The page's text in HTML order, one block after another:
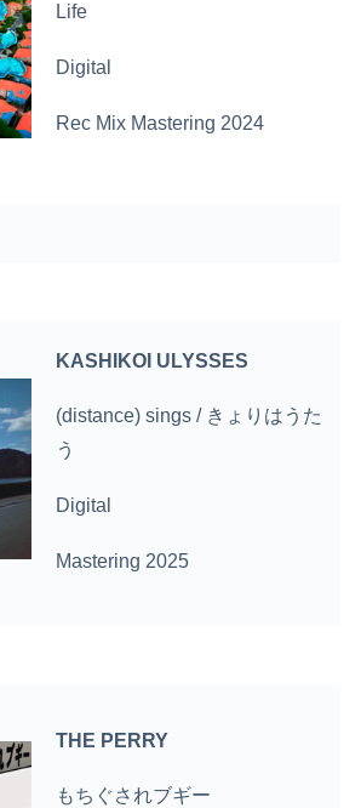
Life
Digital
Rec Mix Mastering 2024
KASHIKOI ULYSSES
(distance) sings / きょりはうた
う
Digital
Mastering 2025
THE PERRY
もちぐされブギー